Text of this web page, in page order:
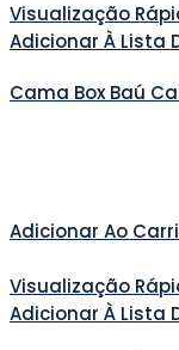
Visualização
Adicionar À Lista
Cama Box Baú
Adicionar Ao
Visualização
Adicionar À Lista